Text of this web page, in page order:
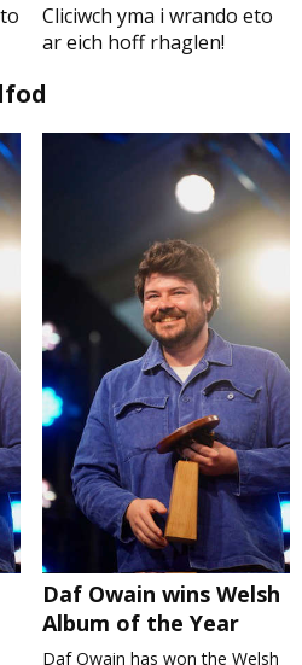
Cliciwch yma i wrando eto
ar eich hoff rhaglen!
Daf Owain wins Welsh
Album of the Year
Daf Owain has won the Welsh